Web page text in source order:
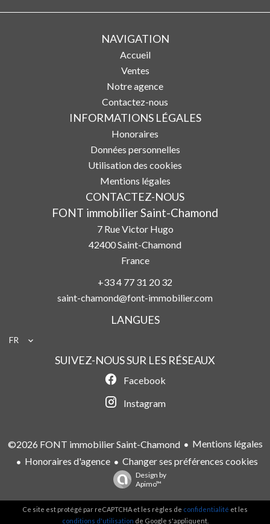
NAVIGATION
Accueil
Ventes
Notre agence
Contactez-nous
INFORMATIONS LÉGALES
Honoraires
Données personnelles
Utilisation des cookies
Mentions légales
CONTACTEZ-NOUS
FONT immobilier Saint-Chamond
7 Rue Victor Hugo
42400Saint-Chamond
France
+33 4 77 31 20 32
saint-chamond@font-immobilier.com
LANGUES
FR
SUIVEZ-NOUS SUR LES RÉSEAUX
Facebook
Instagram
©2026 FONT immobilier Saint-Chamond
Mentions légales
Honoraires d'agence
Changer ses préférences cookies
Design by
Apimo™
Ce site est protégé par reCAPTCHA et les règles de confidentialité et les
conditions d'utilisation de Google s'appliquent.